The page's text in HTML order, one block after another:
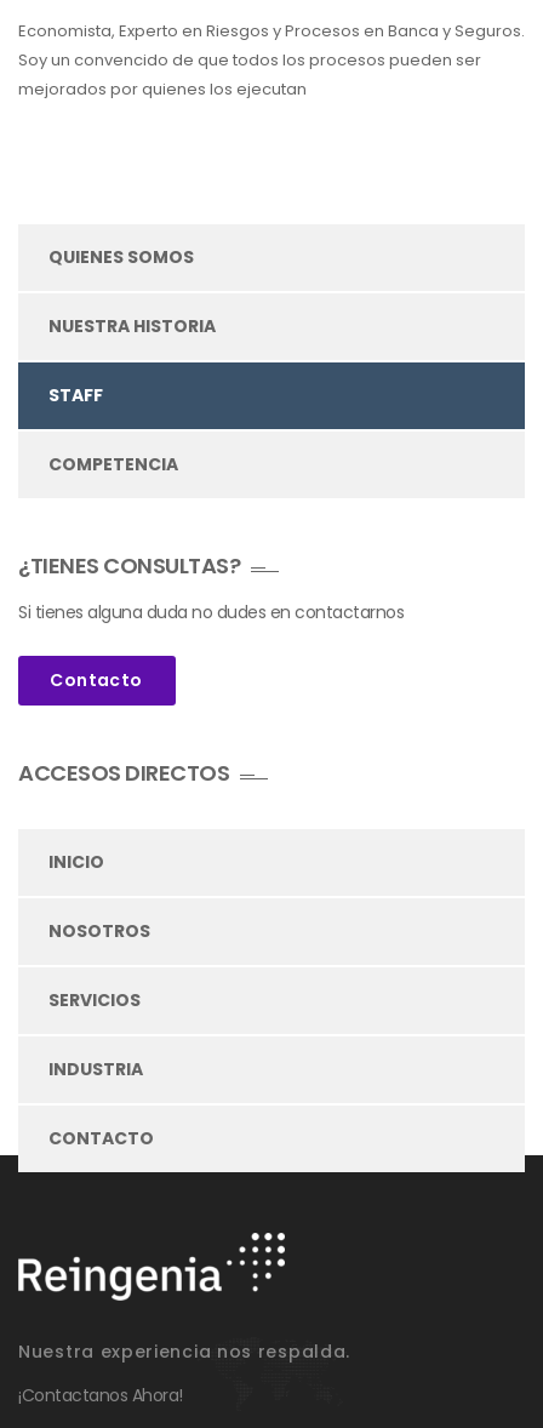
Economista, Experto en Riesgos y Procesos en Banca y Seguros.
Soy un convencido de que todos los procesos pueden ser
mejorados por quienes los ejecutan
QUIENES SOMOS
NUESTRA HISTORIA
STAFF
COMPETENCIA
¿TIENES CONSULTAS?
Si tienes alguna duda no dudes en contactarnos
Contacto
ACCESOS DIRECTOS
INICIO
NOSOTROS
SERVICIOS
INDUSTRIA
CONTACTO
Nuestra experiencia nos respalda.
¡Contactanos Ahora!